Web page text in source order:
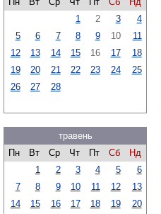
1
2 3
4
5
6 7 8 9 10
11
12
13 14 15 16 17
18
19
20 21 22 23 24
25
26
27 28
травень
Пн
Вт Ср Чт Пт Сб
Нд
1
2 3 4 5
6
7
8 9 10 11 12
13
14
15 16 17 18 19
20